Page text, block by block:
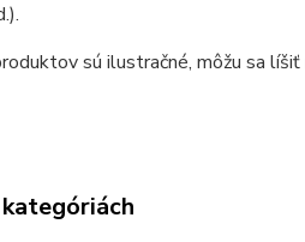
sú ilustračné, môžu sa